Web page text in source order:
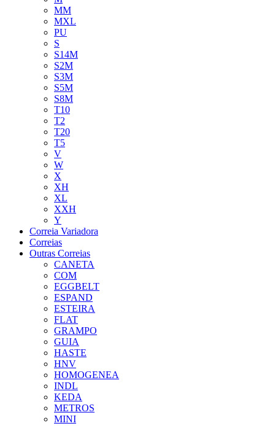
MM
MXL
PU
S
S14M
S2M
S3M
S5M
S8M
T10
T2
T20
T5
V
W
X
XH
XL
XXH
Y
Correia Variadora
Correias
Outras Correias
CANETA
COM
EGGBELT
ESPAND
ESTEIRA
FLAT
GRAMPO
GUIA
HASTE
HNV
HOMOGENEA
INDL
KEDA
METROS
MINI